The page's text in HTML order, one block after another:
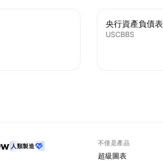
央行資產負債表
USCBBS
人類製造 不僅是產品
超級圖表